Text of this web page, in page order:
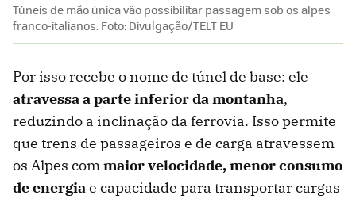
Túneis de mão única vão possibilitar passagem sob os alpes
franco-italianos. Foto: Divulgação/TELT EU
Por isso recebe o nome de túnel de base: ele
atravessa a parte inferior da montanha,
reduzindo a inclinação da ferrovia. Isso permite
que trens de passageiros e de carga atravessem
os Alpes commaior velocidade, menor consumo
de energiae capacidade para transportar cargas